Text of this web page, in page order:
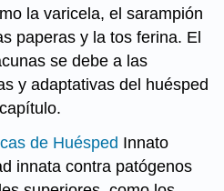
lavaricela, elsarampión
paperas y la tos ferina. El
se debe a las
y adaptativas del huésped
de Huésped Innato
innata contra patógenos